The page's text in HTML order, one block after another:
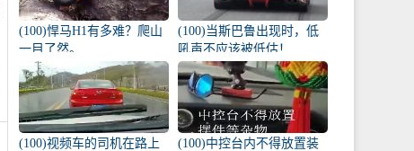
(100)悍马H1有多难？爬山
一目了然。
(100)当斯巴鲁出现时，低
吼声不应该被低估！
(100)视频车的司机在路上
(100)中控台内不得放置装